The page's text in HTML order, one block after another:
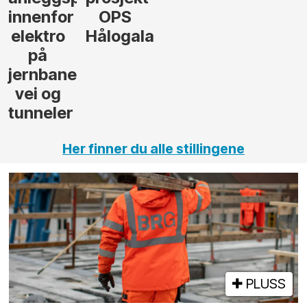
Her finner du alle stillingene
PLUSS